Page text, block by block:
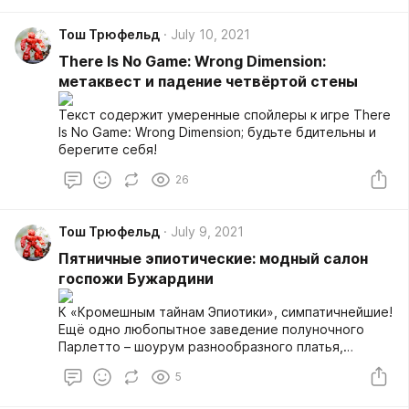
приплясывает в точности как творения Макса
Флейшера и раннего Уолта Диснея. Его
сумасшедший джазовый bullet hell требует
максимальной сосредоточенности, терпеливого
анализа паттернов противника и завязанного в
выбленочный узел спинного мозга. Сегодня,
однако, я бы хотел остановиться не столько на
воспевании этих двух достоинств игры (хотя
неминуемо предстоит мне скатываться в самую
Тош Трюфельд July 10, 2021
There Is No Game: Wrong Dimension:
метаквест и падение четвёртой стены
Текст содержит умеренные спойлеры к игре There
Is No Game: Wrong Dimension; будьте бдительны и
берегите себя!
26
Тош Трюфельд July 9, 2021
Пятничные эпиотические: модный салон
госпожи Бужардини
К «Кромешным тайнам Эпиотики», симпатичнейшие!
Ещё одно любопытное заведение полуночного
Парлетто – шоурум разнообразного платья,
модница и всяческая светская львица. Главное его
5